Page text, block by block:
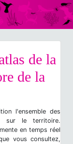
de la
de la
l'ensemble des
sur le territoire.
en temps réel
vous consultez,